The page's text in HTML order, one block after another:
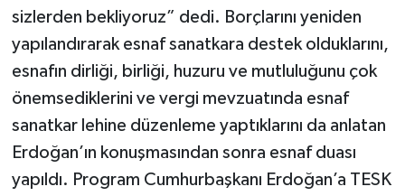
sizlerden bekliyoruz” dedi. Borçlarını yeniden
yapılandırarak esnaf sanatkara destek olduklarını,
esnafın dirliği, birliği, huzuru ve mutluluğunu çok
önemsediklerini ve vergi mevzuatında esnaf
sanatkar lehine düzenleme yaptıklarını da anlatan
Erdoğan’ın konuşmasından sonra esnaf duası
yapıldı. Program Cumhurbaşkanı Erdoğan’a TESK